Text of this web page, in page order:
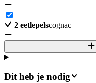
2 eetlepelscognac
Dit heb je nodig